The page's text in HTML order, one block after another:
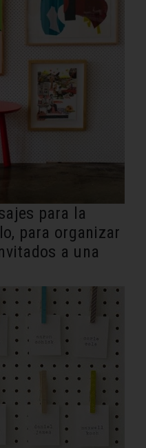
para la
para organizar
a una